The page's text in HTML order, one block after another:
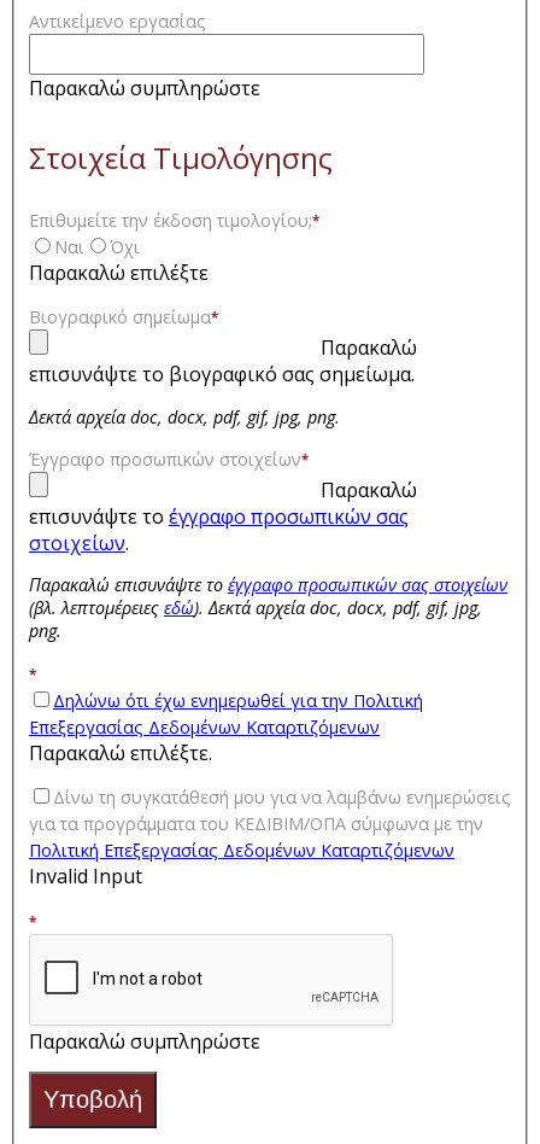
Αντικείμενο εργασίας
Παρακαλώ συμπληρώστε
Στοιχεία Τιμολόγησης
Επιθυμείτε την έκδοση τιμολογίου;*
Ναι Όχι
Παρακαλώ επιλέξτε
Βιογραφικό σημείωμα*
Παρακαλώ
επισυνάψτε το βιογραφικό σας σημείωμα.
Δεκτά αρχεία doc, docx, pdf, gif, jpg, png.
Έγγραφο προσωπικών στοιχείων*
Παρακαλώ
επισυνάψτε το έγγραφο προσωπικών σας
στοιχείων.
Παρακαλώ επισυνάψτε το έγγραφο προσωπικών σας στοιχείων
(βλ. λεπτομέρειες εδώ). Δεκτά αρχεία doc, docx, pdf, gif, jpg,
png.
*
Δηλώνω ότι έχω ενημερωθεί για την Πολιτική
Επεξεργασίας Δεδομένων Καταρτιζόμενων
Παρακαλώ επιλέξτε.
Δίνω τη συγκατάθεσή μου για να λαμβάνω ενημερώσεις
για τα προγράμματα του ΚΕΔΙΒΙΜ/ΟΠΑ σύμφωνα με την
Πολιτική Επεξεργασίας Δεδομένων Καταρτιζόμενων
Invalid Input
*
Παρακαλώ συμπληρώστε
Υποβολή